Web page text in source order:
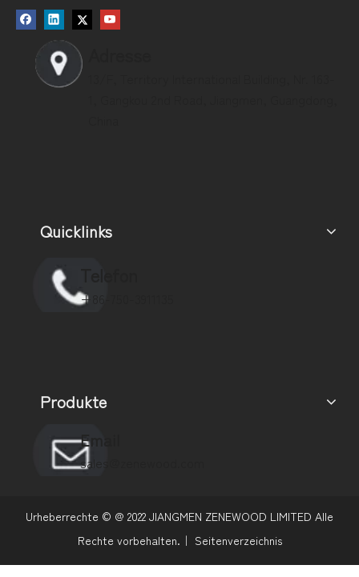
Quicklinks
+86-750-3911135
Produkte
Email
sales@zenewood.com
Urheberrechte © @ 2022 JIANGMEN ZENEWOOD LIMITED Alle
Rechte vorbehalten.｜ Seitenverzeichnis